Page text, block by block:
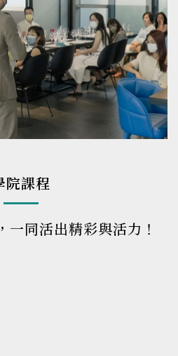
院課程
同活出精彩與活力！